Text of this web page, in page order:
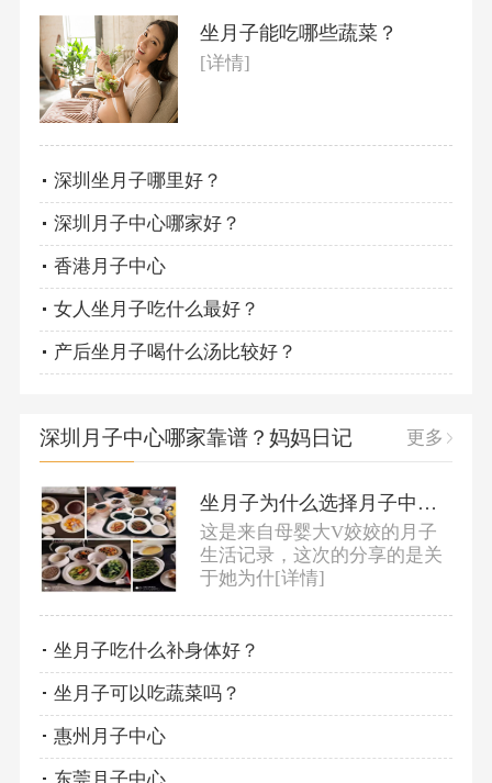
坐月子能吃哪些蔬菜？
[详情]
深圳坐月子哪里好？
深圳月子中心哪家好？
香港月子中心
女人坐月子吃什么最好？
产后坐月子喝什么汤比较好？
深圳月子中心哪家靠谱？妈妈日记 更多
坐月子为什么选择月子中心，而不是请月嫂？
这是来自母婴大V姣姣的月子
生活记录，这次的分享的是关
于她为什[详情]
坐月子吃什么补身体好？
坐月子可以吃蔬菜吗？
惠州月子中心